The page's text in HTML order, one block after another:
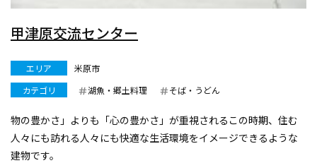
甲津原交流センター
エリア
米原市
カテゴリ
湖魚・郷土料理 そば・うどん
物の豊かさ」よりも「心の豊かさ」が重視されるこの時期、住む
人々にも訪れる人々にも快適な生活環境をイメージできるような
建物です。